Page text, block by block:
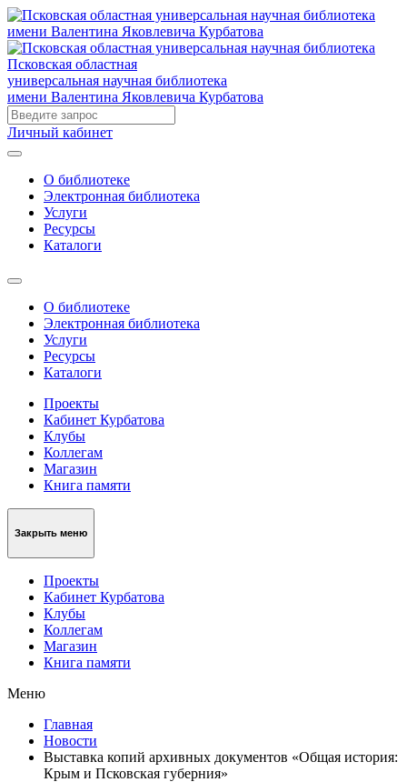
Псковская областная
универсальная научная библиотека
имени Валентина Яковлевича Курбатова
Личный кабинет
О библиотеке
Электронная библиотека
Услуги
Ресурсы
Каталоги
О библиотеке
Электронная библиотека
Услуги
Ресурсы
Каталоги
Проекты
Кабинет Курбатова
Клубы
Коллегам
Магазин
Книга памяти
Закрыть меню
Проекты
Кабинет Курбатова
Клубы
Коллегам
Магазин
Книга памяти
Меню
Главная
Новости
Выставка копий архивных документов «Общая история:
Крым и Псковская губерния»